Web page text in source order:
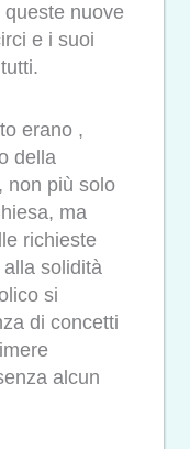
nuove
e i suoi
erano ,
della
non più solo
ma
richieste
solidità
si
di concetti
alcun